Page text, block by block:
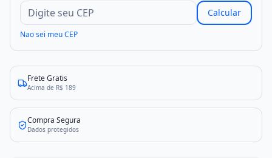
Calcular
Nao sei meu CEP
Frete Gratis
Acima de R$ 189
Compra Segura
Dados protegidos